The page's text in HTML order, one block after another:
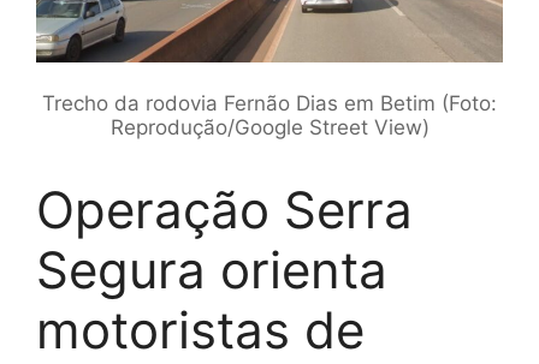
Trecho da rodovia Fernão Dias em Betim (Foto:
Reprodução/Google Street View)
Operação Serra
Segura orienta
motoristas de